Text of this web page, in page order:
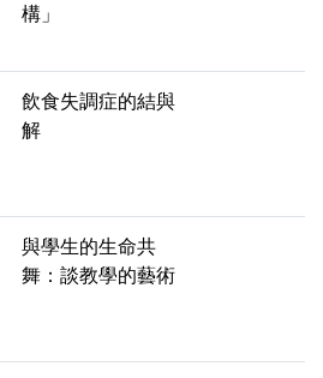
構」
飲食失調症的結與
解
與學生的生命共
舞：談教學的藝術